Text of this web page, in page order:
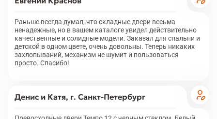
Раньше всегда думал, что складные двери весьма
ненадежные, но в вашем каталоге увидел действительно
качественные и солидные модели. Заказал для спальни и
детской в одном цвете, очень довольны. Теперь никаких
захлопываний, механизм не шумит и пользоваться
просто. Спасибо!
Денис и Катя, г. Санкт-Петербург